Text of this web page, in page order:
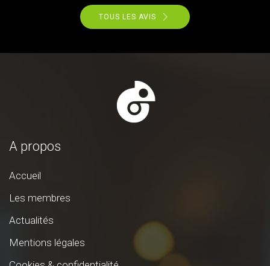
TOUS LES AVIS
A propos
Accueil
Les membres
Actualités
Mentions légales